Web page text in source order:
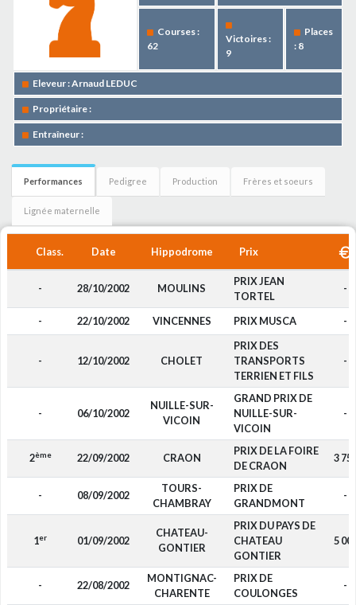
Courses :
62
Victoires :
9
Places
: 8
Eleveur : Arnaud LEDUC
Propriétaire :
Entraîneur :
Performances Pedigree Production Frères et soeurs
Lignée maternelle
Class. Date Hippodrome Prix
- 28/10/2002 MOULINS
PRIX JEAN
TORTEL
-
- 22/10/2002 VINCENNES PRIX MUSCA -
- 12/10/2002 CHOLET
PRIX DES
TRANSPORTS
TERRIEN ET FILS
-
- 06/10/2002
NUILLE-SUR-
VICOIN
GRAND PRIX DE
NUILLE-SUR-
VICOIN
-
2ème 22/09/2002 CRAON
PRIX DE LA FOIRE
DE CRAON
3
- 08/09/2002
TOURS-
CHAMBRAY
PRIX DE
GRANDMONT
-
1er 01/09/2002
CHATEAU-
GONTIER
PRIX DU PAYS DE
CHATEAU
GONTIER
5
- 22/08/2002
MONTIGNAC-
CHARENTE
PRIX DE
COULONGES
-